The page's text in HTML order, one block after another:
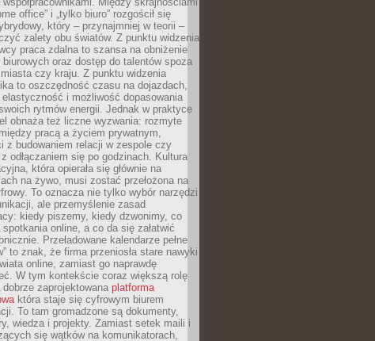
office” i „tylko biuro” rozgościł się
który – przynajmniej w teorii –
zalety obu światów. Z punktu widzenia
praca zdalna to szansa na obniżenie
biurowych oraz dostęp do talentów spoza
czy kraju. Z punktu widzenia
to oszczędność czasu na dojazdach,
i możliwość dopasowania
rytmów energii. Jednak w praktyce
obnaża też liczne wyzwania: rozmyte
pracą a życiem prywatnym,
z budowaniem relacji w zespole czy
odłączaniem się po godzinach. Kultura
która opierała się głównie na
na żywo, musi zostać przełożona na
To oznacza nie tylko wybór narzędzi
ale przemyślenie zasad
kiedy piszemy, kiedy dzwonimy, co
spotkania online, a co da się załatwić
Przeładowane kalendarze pełne
to znak, że firma przeniosła stare nawyki
online, zamiast go naprawdę
W tym kontekście coraz większą rolę
dobrze zaprojektowana platforma
która staje się cyfrowym biurem
To tam gromadzone są dokumenty,
wiedza i projekty. Zamiast setek maili i
się wątków na komunikatorach,